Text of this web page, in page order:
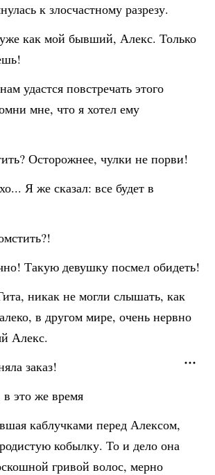
к злосчастному разрезу.
как мой бывший, Алекс. Только
удастся повстречать этого
мне, что я хотел ему
Осторожнее, чулки не порви!
Я же сказал: все будет в
Такую девушку посмел обидеть!
никак не могли слышать, как
в другом мире, очень нервно
Алекс.
заказ!
это же время
каблучками перед Алексом,
кобылку. То и дело она
гривой волос, мерно